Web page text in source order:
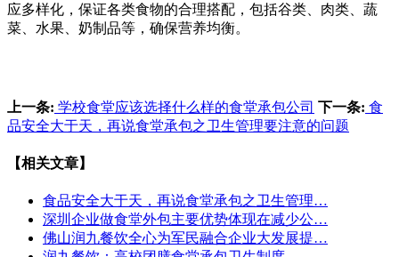
应多样化，保证各类食物的合理搭配，包括谷类、肉类、蔬
菜、水果、奶制品等，确保营养均衡。
上一条: 学校食堂应该选择什么样的食堂承包公司 下一条: 食
品安全大于天，再说食堂承包之卫生管理要注意的问题
【相关文章】
食品安全大于天，再说食堂承包之卫生管理…
深圳企业做食堂外包主要优势体现在减少公…
佛山润九餐饮全心为军民融合企业大发展提…